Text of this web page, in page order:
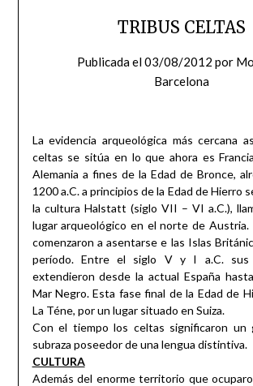
TRIBUS CELTAS
Publicada el03/08/2012 por
Barcelona
La evidencia arqueológica más cercana
celtas se sitúa en lo que ahora es
Alemania a fines de la Edad de Bronce,
1200 a.C. a principios de la Edad de Hierro
la cultura Halstatt (siglo VII – VI a.C.),
lugar arqueológico en el norte de Austria.
comenzaron a asentarse e las Islas
período. Entre el siglo V y I a.C. sus
extendieron desde la actual España
Mar Negro. Esta fase final de la Edad de
La Téne, por un lugar situado en Suiza.
Con el tiempo los celtas significaron un
subraza poseedor de una lengua distintiva.
CULTURA
Además del enorme territorio que